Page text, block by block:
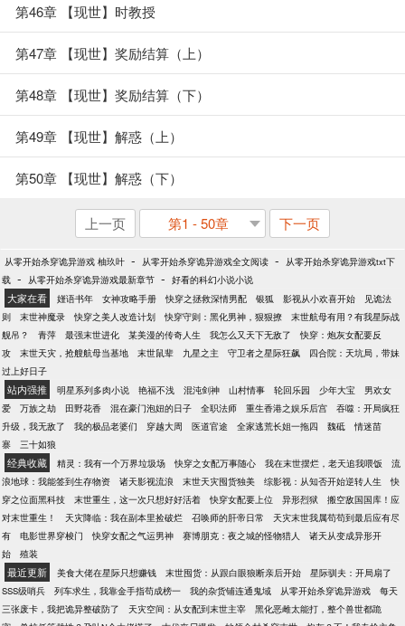
第46章 【现世】时教授
第47章 【现世】奖励结算（上）
第48章 【现世】奖励结算（下）
第49章 【现世】解惑（上）
第50章 【现世】解惑（下）
上一页 第1 - 50章 下一页
从零开始杀穿诡异游戏 柚玖叶 - 从零开始杀穿诡异游戏全文阅读 -
从零开始杀穿诡异游戏txt下
载 - 从零开始杀穿诡异游戏最新章节 - 好看的科幻小说小说
大家在看 嫤语书年 女神攻略手册 快穿之拯救深情男配 银狐 影视从小欢喜开始
见诡法
则
末世神魔录 快穿之美人改造计划 快穿守则：黑化男神，狠狠撩
末世航母有用？有我星际战
舰吊？
青萍 最强末世进化 某美漫的传奇人生 我怎么又天下无敌了
快穿：炮灰女配要反
攻
末世天灾，抢艘航母当基地 末世鼠辈 九星之主 守卫者之星际狂飙
四合院：天坑局，带妹
过上好日子
站内强推 明星系列多肉小说 艳福不浅 混沌剑神 山村情事 轮回乐园 少年大宝
男欢女
爱
万族之劫 田野花香 混在豪门泡妞的日子 全职法师 重生香港之娱乐后宫
吞噬：开局疯狂
升级，我无敌了
我的极品老婆们 穿越大周 医道官途 全家逃荒长姐一拖四 魏砥
情迷苗
寨
三十如狼
经典收藏 精灵：我有一个万界垃圾场 快穿之女配万事随心 我在末世摆烂，老天追我喂饭
流
浪地球：我能签到生存物资
诸天影视流浪 末世天灾囤货独美 综影视：从知否开始逆转人生
快
穿之位面黑科技
末世重生，这一次只想好好活着 快穿女配要上位 异形烈狱
搬空敌国国库！应
对末世重生！
天灾降临：我在副本里捡破烂 召唤师的肝帝日常
天灾末世我属苟苟到最后应有尽
有
电影世界穿梭门 快穿女配之气运男神 赛博朋克：夜之城的怪物猎人
诸天从变成异形开
始
殖装
最近更新 美食大佬在星际只想赚钱 末世囤货：从跟白眼狼断亲后开始
星际驯夫：开局扇了
SSS级哨兵
列车求生，我靠金手指苟成榜一 我的杂货铺连通鬼域 从零开始杀穿诡异游戏
每天
三张废卡，我把诡异整破防了
天灾空间：从女配到末世主宰
黑化恶雌太能打，整个兽世都跪